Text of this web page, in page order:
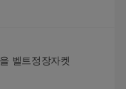
벨트정장자켓